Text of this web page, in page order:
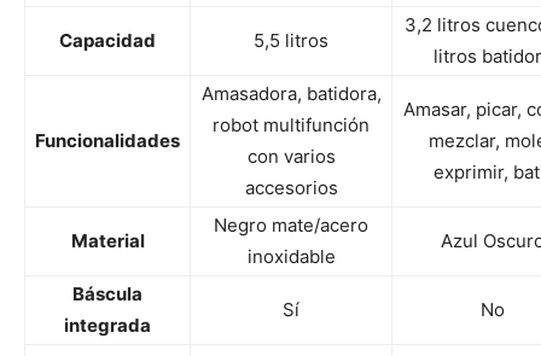
Capacidad 5,5 litros
3,2 litros
litros
Funcionalidades
Amasadora, batidora,
robot multifunción
con varios
accesorios
Amasar, picar,
mezclar,
exprimir,
Material
Negro mate/acero
inoxidable
Azul
Báscula
integrada
Sí No